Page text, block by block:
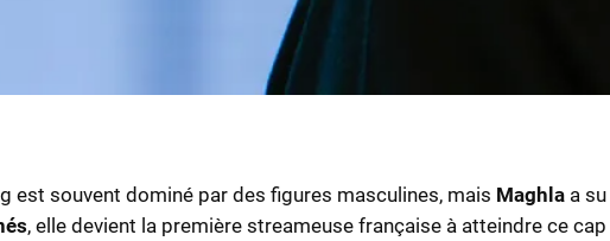
est souvent dominé par des figures masculines, mais Maghla a
, elle devient la première streameuse française à atteindre ce